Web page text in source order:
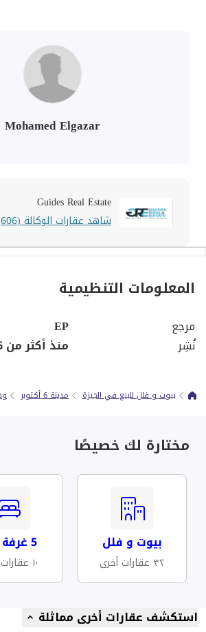
Mohamed Elgazar
Guides Real Estate
شاهد عقارات الوكالة (606)
المعلومات التنظيمية
مرجع
EP
نُشِر
منذ أكثر من 6 أشهر
بيوت و فلل للبيع في الجيزة مدينة 6 أكتوبر
مختارة لك خصيصًا
بيوت و فلل
٣٢ عقارات أخرى
5 غرفة نوم
١٠ عقارات أخرى
استكشف عقارات أخرى مماثلة